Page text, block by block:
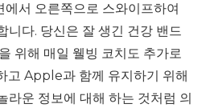
서 오른쪽으로 스와이프하여
니다. 당신은 잘 생긴 건강 밴드
위해 매일 웰빙 코치도 추가로
고 Apple과 함께 유지하기 위해
라운 정보에 대해 하는 것처럼 의